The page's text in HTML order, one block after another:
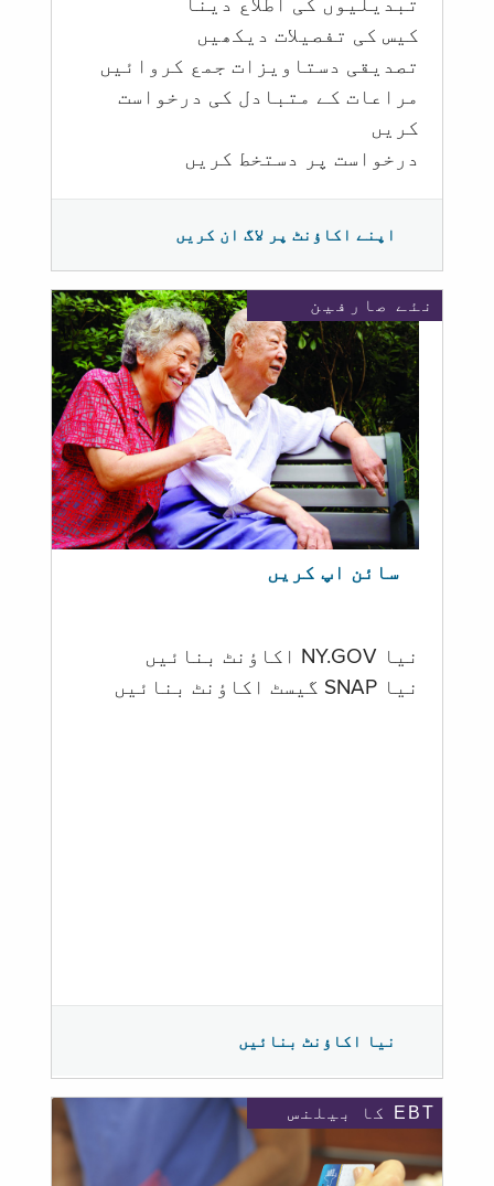
تبدیلیوں کی اطلاع دینا
کیس کی تفصیلات دیکھیں
تصدیقی دستاویزات جمع کروائیں
مراعات کے متبادل کی درخواست
کریں
درخواست پر دستخط کریں
اپنے اکاؤنٹ پر لاگ ان کریں
نئے صارفین
سائن اپ کریں
نیا NY.GOV اکاؤنٹ بنائیں
نیا SNAP گیسٹ اکاؤنٹ بنائیں
نیا اکاؤنٹ بنائیں
EBT کا بیلنس